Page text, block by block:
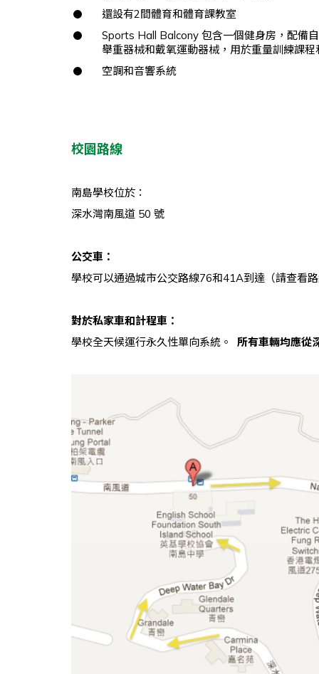
還設有2間體育和體育課教室
Sports Hall Balcony 包含一個健身房，配備
舉重器械和戴氧運動器械，用於重量訓練課程
空調和音響系統
校園路線
南島學校位於：
深水灣南風道 50 號
公交車：
學校可以通過城市公交路線76和41A到達（請查看
對於私家車和計程車：
學校全天候運行永久性單向系統。
所有車輛均應從